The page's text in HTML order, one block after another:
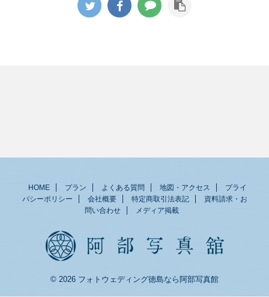
HOME プラン よくある質問 地図・アクセス
プライ
バシーポリシー
会社概要 特定商取引法表記
資料請求・お
問い合わせ
メディア掲載
© 2026 フォトウェディング徳島なら阿部写真館